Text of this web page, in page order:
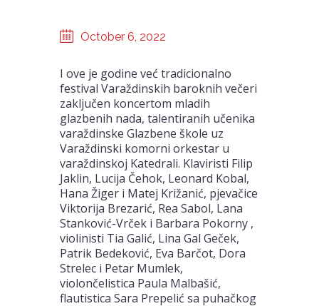
October 6, 2022
I ove je godine već tradicionalno
festival Varaždinskih baroknih večeri
zaključen koncertom mladih
glazbenih nada, talentiranih učenika
varaždinske Glazbene škole uz
Varaždinski komorni orkestar u
varaždinskoj Katedrali. Klaviristi Filip
Jaklin, Lucija Čehok, Leonard Kobal,
Hana Žiger i Matej Križanić, pjevačice
Viktorija Brezarić, Rea Sabol, Lana
Stanković-Vrček i Barbara Pokorny ,
violinisti Tia Galić, Lina Gal Geček,
Patrik Bedeković, Eva Barčot, Dora
Strelec i Petar Mumlek,
violončelistica Paula Malbašić,
flautistica Sara Prepelić sa puhačkog